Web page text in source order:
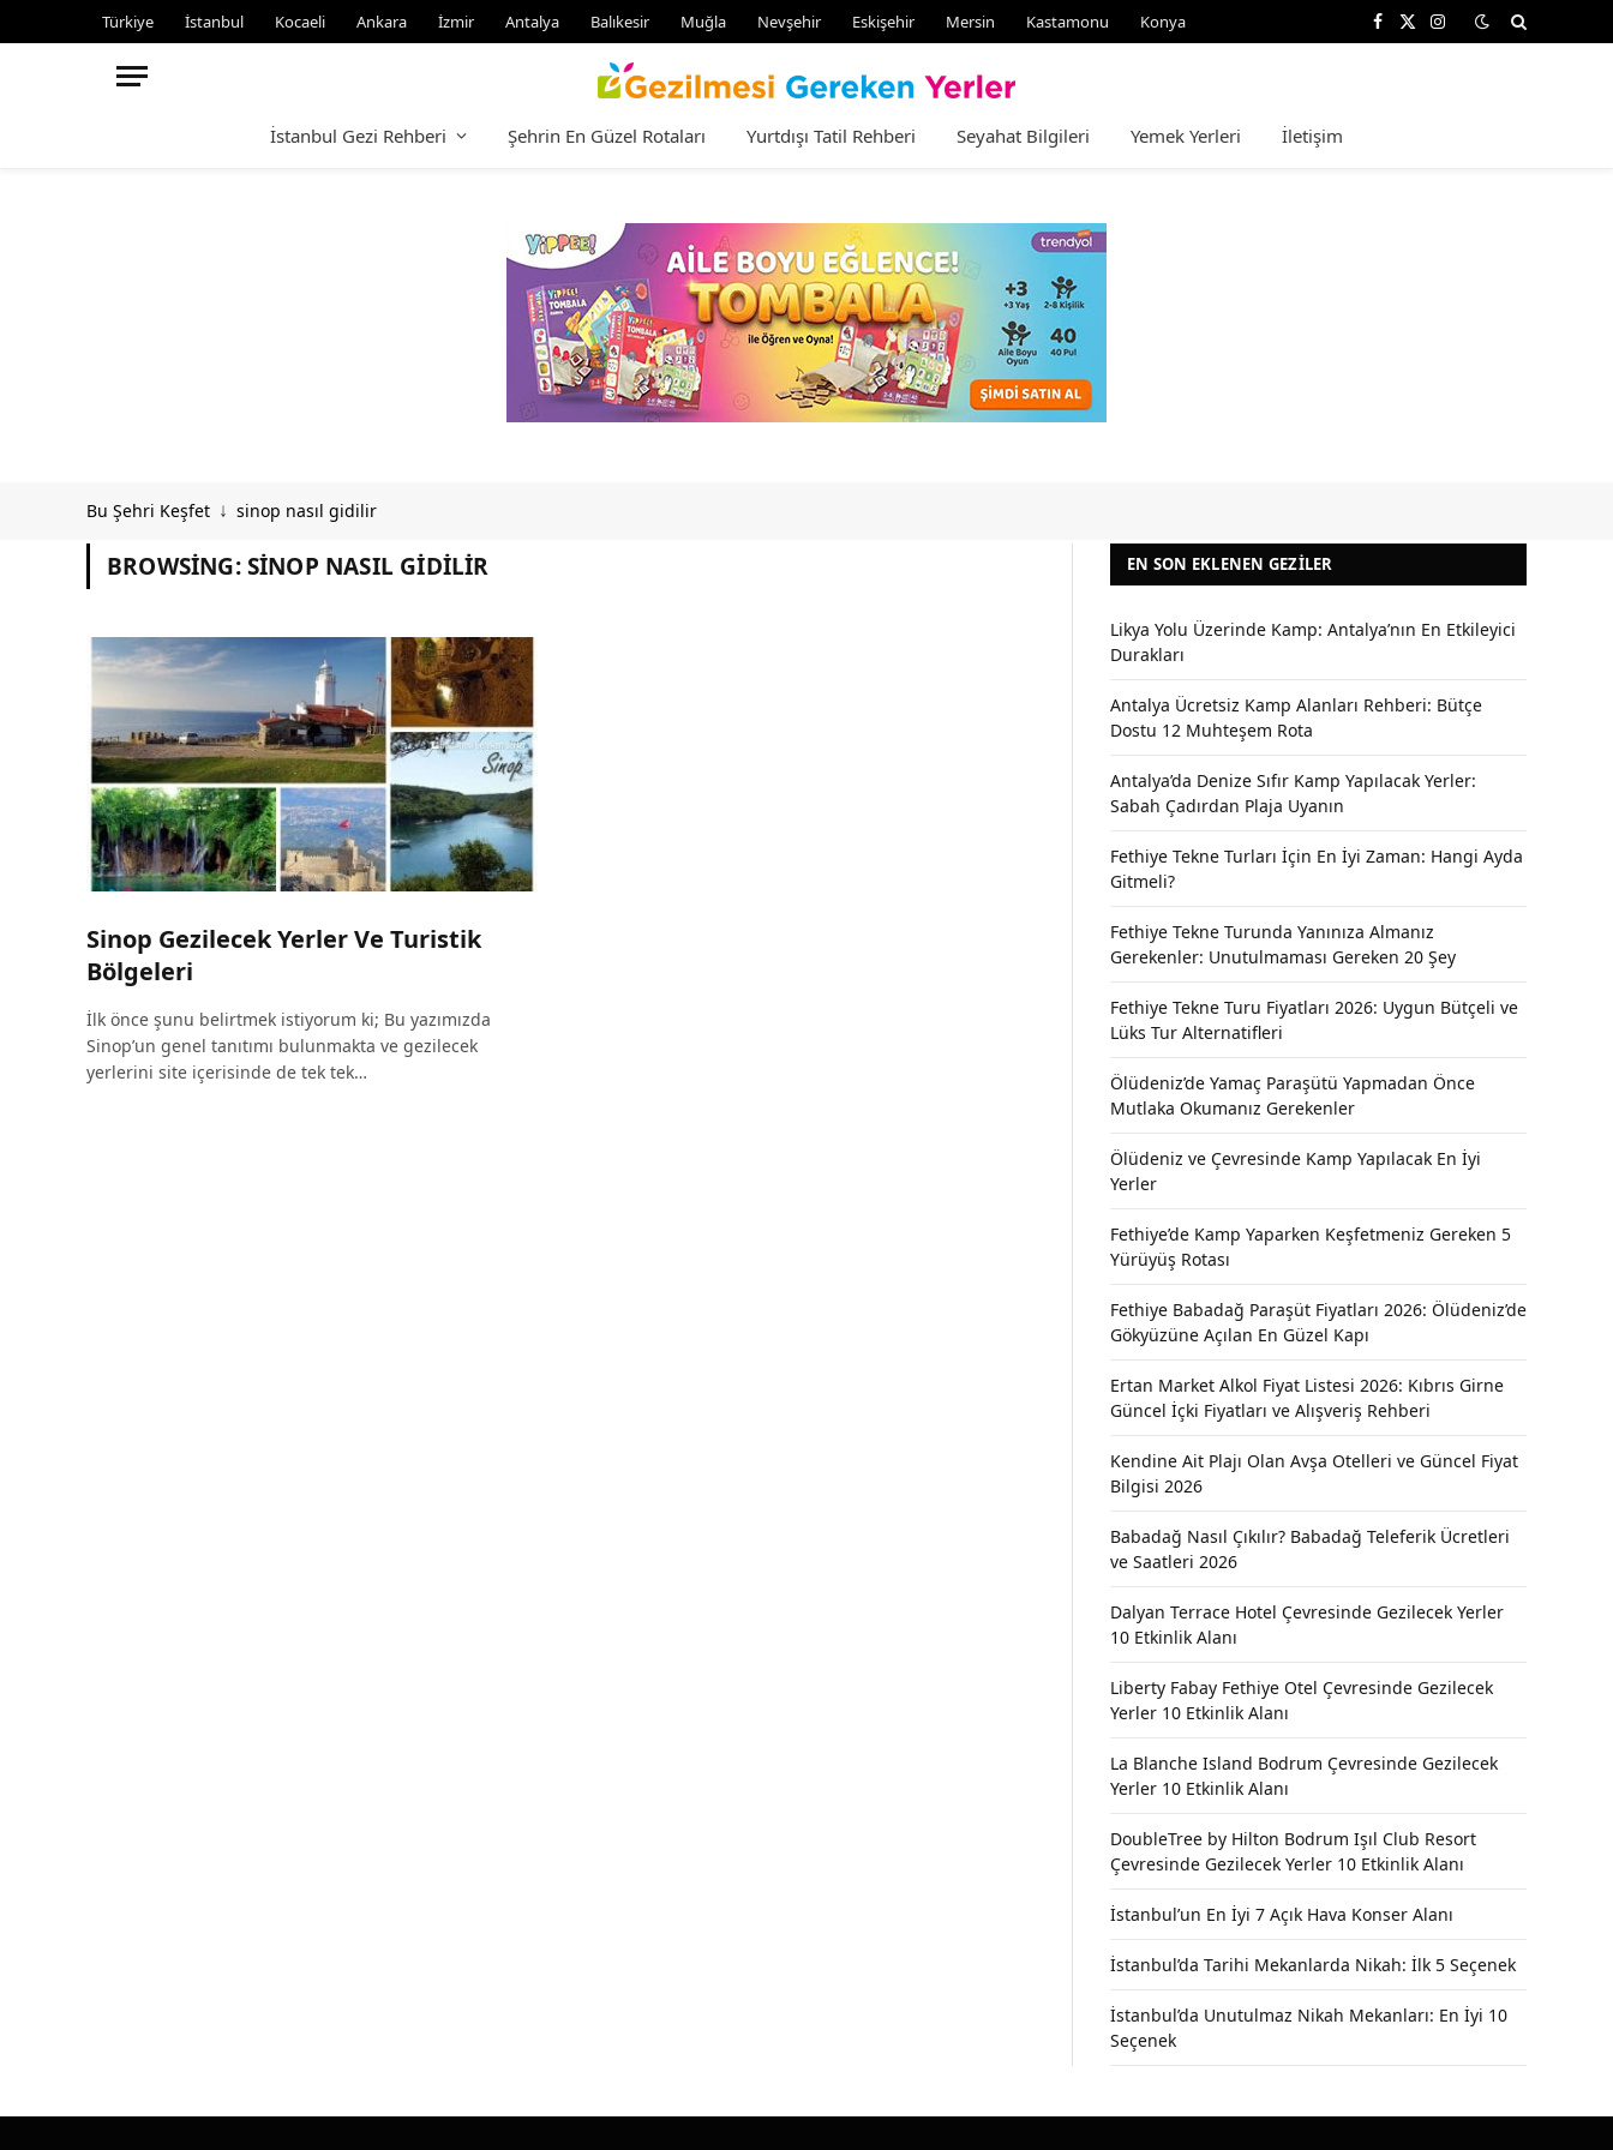
Türkiye İstanbul Kocaeli Ankara İzmir Antalya Balıkesir Muğla Nevşehir Eskişehir Mersin Kastamonu Konya Facebook
X
Instagram
İstanbul Gezi Rehberi Şehrin En Güzel Rotaları Yurtdışı Tatil Rehberi Seyahat Bilgileri Yemek Yerleri İletişim
Bu Şehri Keşfet ↓ sinop nasıl gidilir
BROWSING:SINOP NASIL GIDILIR
Sinop Gezilecek Yerler Ve Turistik
Bölgeleri
İlk önce şunu belirtmek istiyorum ki; Bu yazımızda
Sinop’un genel tanıtımı bulunmakta ve gezilecek
yerlerini site içerisinde de tek tek…
EN SON EKLENEN GEZILER
Likya Yolu Üzerinde Kamp: Antalya’nın En Etkileyici
Durakları
Antalya Ücretsiz Kamp Alanları Rehberi: Bütçe
Dostu 12 Muhteşem Rota
Antalya’da Denize Sıfır Kamp Yapılacak Yerler:
Sabah Çadırdan Plaja Uyanın
Fethiye Tekne Turları İçin En İyi Zaman: Hangi Ayda
Gitmeli?
Fethiye Tekne Turunda Yanınıza Almanız
Gerekenler: Unutulmaması Gereken 20 Şey
Fethiye Tekne Turu Fiyatları 2026: Uygun Bütçeli ve
Lüks Tur Alternatifleri
Ölüdeniz’de Yamaç Paraşütü Yapmadan Önce
Mutlaka Okumanız Gerekenler
Ölüdeniz ve Çevresinde Kamp Yapılacak En İyi
Yerler
Fethiye’de Kamp Yaparken Keşfetmeniz Gereken 5
Yürüyüş Rotası
Fethiye Babadağ Paraşüt Fiyatları 2026: Ölüdeniz’de
Gökyüzüne Açılan En Güzel Kapı
Ertan Market Alkol Fiyat Listesi 2026: Kıbrıs Girne
Güncel İçki Fiyatları ve Alışveriş Rehberi
Kendine Ait Plajı Olan Avşa Otelleri ve Güncel Fiyat
Bilgisi 2026
Babadağ Nasıl Çıkılır? Babadağ Teleferik Ücretleri
ve Saatleri 2026
Dalyan Terrace Hotel Çevresinde Gezilecek Yerler
10 Etkinlik Alanı
Liberty Fabay Fethiye Otel Çevresinde Gezilecek
Yerler 10 Etkinlik Alanı
La Blanche Island Bodrum Çevresinde Gezilecek
Yerler 10 Etkinlik Alanı
DoubleTree by Hilton Bodrum Işıl Club Resort
Çevresinde Gezilecek Yerler 10 Etkinlik Alanı
İstanbul’un En İyi 7 Açık Hava Konser Alanı
İstanbul’da Tarihi Mekanlarda Nikah: İlk 5 Seçenek
İstanbul’da Unutulmaz Nikah Mekanları: En İyi 10
Seçenek